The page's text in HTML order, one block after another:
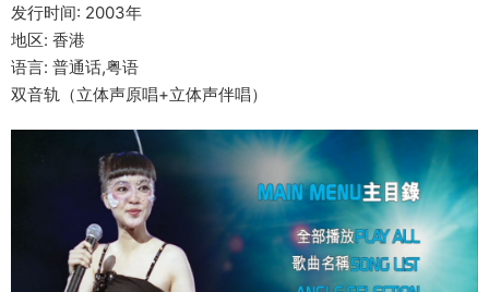
发行时间: 2003年
地区: 香港
语言: 普通话,粤语
双音轨（立体声原唱+立体声伴唱）